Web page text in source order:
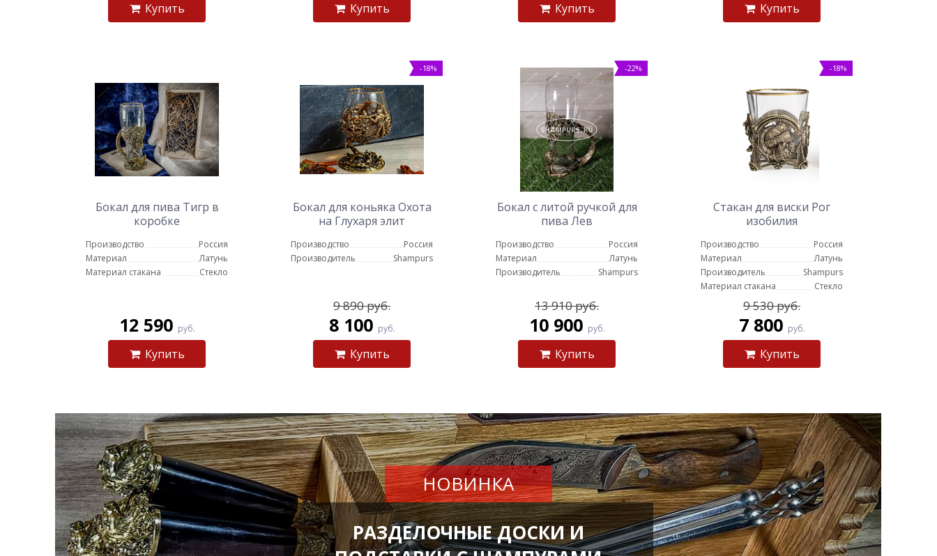
Купить Купить Купить Купить
Бокал для пива Тигр в
коробке
Производство
Россия
Материал
Латунь
Материал стакана
Стекло
12 590 руб.
Купить
-18%
Бокал для коньяка Охота
на Глухаря элит
Производство
Россия
Производитель
Shampurs
9 890 руб.
8 100 руб.
Купить
-22%
Бокал с литой ручкой для
пива Лев
Производство
Россия
Материал
Латунь
Производитель
Shampurs
13 910 руб.
10 900 руб.
Купить
-18%
Стакан для виски Рог
изобилия
Производство
Россия
Материал
Латунь
Производитель
Shampurs
Материал стакана
Стекло
9 530 руб.
7 800 руб.
Купить
НОВИНКА
РАЗДЕЛОЧНЫЕ ДОСКИ И